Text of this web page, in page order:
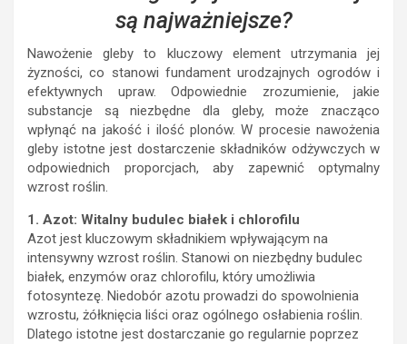
są najważniejsze?
Nawożenie gleby to kluczowy element utrzymania jej
żyzności, co stanowi fundament urodzajnych ogrodów i
efektywnych upraw. Odpowiednie zrozumienie, jakie
substancje są niezbędne dla gleby, może znacząco
wpłynąć na jakość i ilość plonów. W procesie nawożenia
gleby istotne jest dostarczenie składników odżywczych w
odpowiednich proporcjach, aby zapewnić optymalny
wzrost roślin.
1. Azot: Witalny budulec białek i chlorofilu
Azot jest kluczowym składnikiem wpływającym na
intensywny wzrost roślin. Stanowi on niezbędny budulec
białek, enzymów oraz chlorofilu, który umożliwia
fotosyntezę. Niedobór azotu prowadzi do spowolnienia
wzrostu, żółknięcia liści oraz ogólnego osłabienia roślin.
Dlatego istotne jest dostarczanie go regularnie poprzez